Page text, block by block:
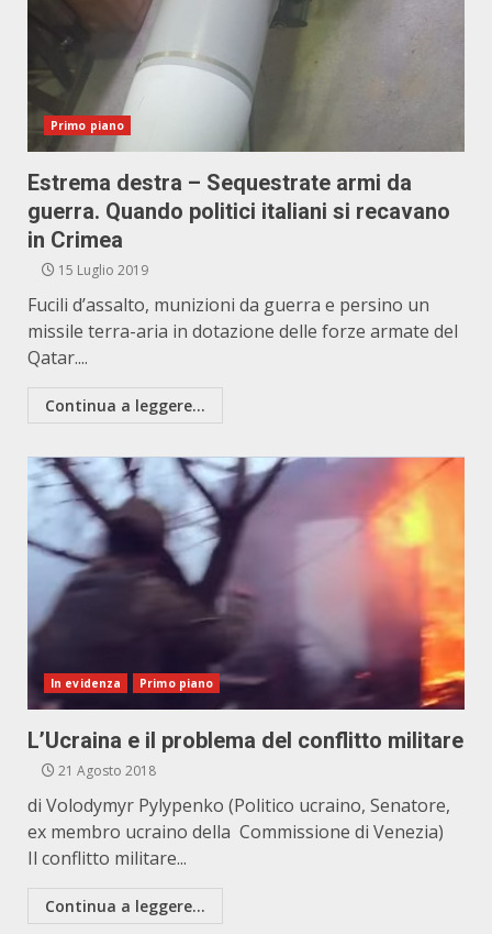
Primo piano
Estrema destra – Sequestrate armi da
guerra. Quando politici italiani si recavano
in Crimea
15 Luglio 2019
Fucili d’assalto, munizioni da guerra e persino un
missile terra-aria in dotazione delle forze armate del
Qatar....
Continua a leggere...
In evidenza Primo piano
L’Ucraina e il problema del conflitto militare
21 Agosto 2018
di Volodymyr Pylypenko (Politico ucraino, Senatore,
ex membro ucraino della Commissione di Venezia)
Il conflitto militare...
Continua a leggere...